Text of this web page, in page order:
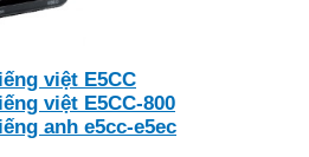
việt E5CC
việt E5CC-800
anh e5cc-e5ec